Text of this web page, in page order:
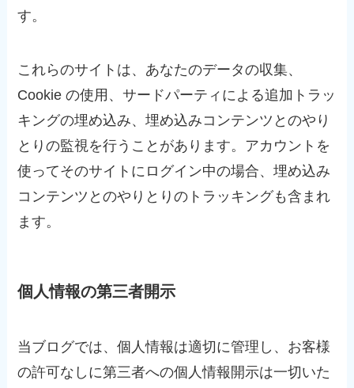
す。
これらのサイトは、あなたのデータの収集、
Cookie の使用、サードパーティによる追加トラッ
キングの埋め込み、埋め込みコンテンツとのやり
とりの監視を行うことがあります。アカウントを
使ってそのサイトにログイン中の場合、埋め込み
コンテンツとのやりとりのトラッキングも含まれ
ます。
個人情報の第三者開示
当ブログでは、個人情報は適切に管理し、お客様
の許可なしに第三者への個人情報開示は一切いた